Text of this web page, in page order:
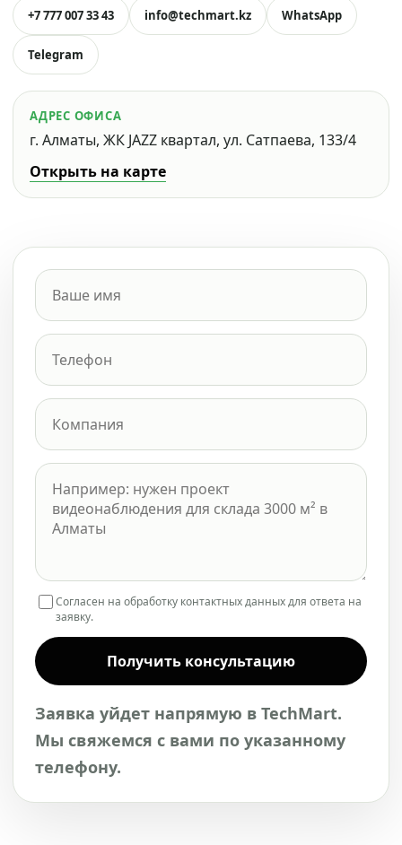
+7 777 007 33 43 info@techmart.kz WhatsApp
Telegram
АДРЕС ОФИСА
г. Алматы, ЖК JAZZ квартал, ул. Сатпаева, 133/4
Открыть на карте
Согласен на обработку контактных данных для ответа на
заявку.
Получить консультацию
Заявка уйдет напрямую в TechMart.
Мы свяжемся с вами по указанному
телефону.